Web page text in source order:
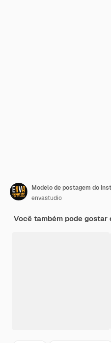
Modelo de postagem do
envastudio
Você também pode gostar